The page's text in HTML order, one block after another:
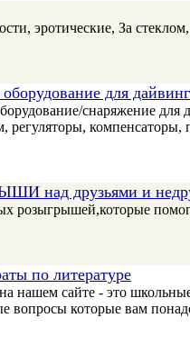
эротические, За
для
снаряжение
регуляторы,
над друзьями и
розыгрышей,которые
по литературе
нашем сайте - это
вопросы которые вам